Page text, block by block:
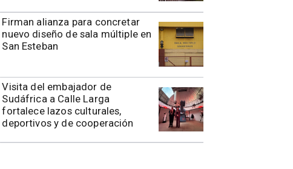
​​Firman alianza para concretar
nuevo diseño de sala múltiple en
San Esteban
​Visita del embajador de
Sudáfrica a Calle Larga
fortalece lazos culturales,
deportivos y de cooperación